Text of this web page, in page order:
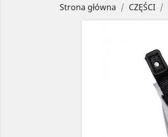
Strona główna CZĘŚCI